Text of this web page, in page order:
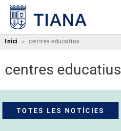
Inici > centres educatius
centres educatius
TOTES LES NOTÍCIES